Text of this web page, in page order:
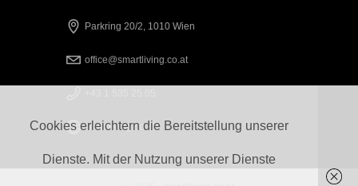
Parkring 20/2, 1010 Wien
office@smartliving.co.at
smartliving.co.at
Cookies erleichtern die Bereitstellung unserer
Dienste. Mit der Nutzung unserer Dienste